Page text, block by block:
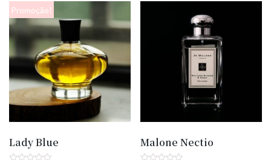
Promoção!
Lady Blue Malone Nectio